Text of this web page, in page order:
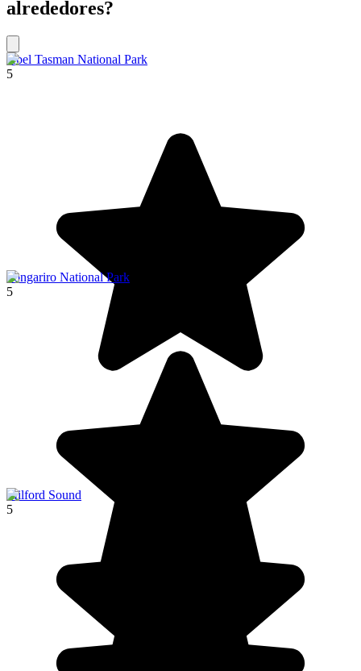
alrededores?
Abel Tasman National Park
5
Tongariro National Park
5
Milford Sound
5